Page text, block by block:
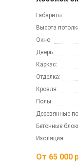
Габариты:
Высота
Окно:
Дверь:
Каркас:
Отделка:
Кровля:
Полы:
Деревянные
Бетонные
Изоляция:
От 65 000